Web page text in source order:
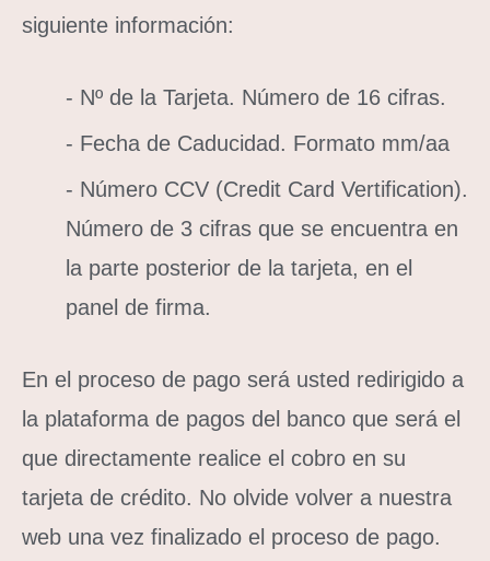
siguiente información:
- Nº de la Tarjeta. Número de 16 cifras.
- Fecha de Caducidad. Formato mm/aa
- Número CCV (Credit Card Vertification).
Número de 3 cifras que se encuentra en
la parte posterior de la tarjeta, en el
panel de firma.
En el proceso de pago será usted redirigido a
la plataforma de pagos del banco que será el
que directamente realice el cobro en su
tarjeta de crédito. No olvide volver a nuestra
web una vez finalizado el proceso de pago.